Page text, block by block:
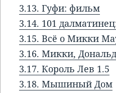
3.13. Гуфи: фильм
3.14. 101
3.15. Всё о Микки
3.16. Микки,
3.17. Король Лев 1.5
3.18. Мышиный Дом